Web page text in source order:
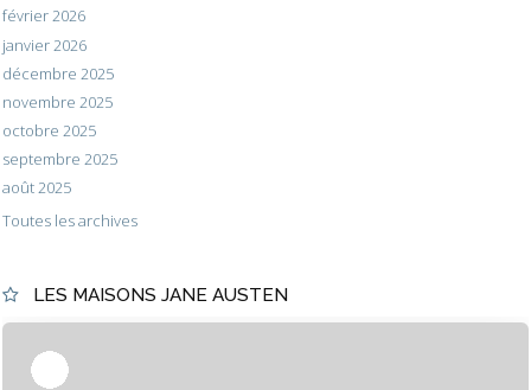
février 2026
janvier 2026
décembre 2025
novembre 2025
octobre 2025
septembre 2025
août 2025
Toutes les archives
LES MAISONS JANE AUSTEN